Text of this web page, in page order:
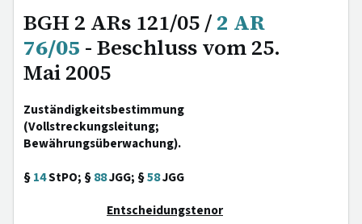
BGH 2 ARs 121/05 /2 AR
76/05 - Beschluss vom 25.
Mai 2005
Zuständigkeitsbestimmung
(Vollstreckungsleitung;
Bewährungsüberwachung).
§14StPO; §88JGG; §58JGG
Entscheidungstenor